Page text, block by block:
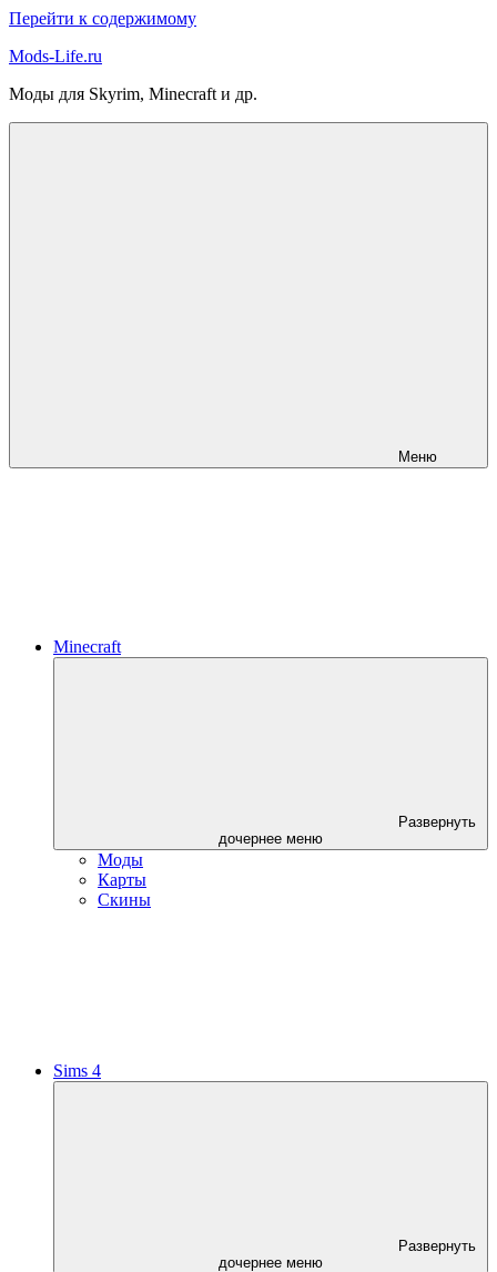
Перейти к содержимому
Mods-Life.ru
Моды для Skyrim, Minecraft и др.
Меню
Minecraft
Развернуть
дочернее меню
Моды
Карты
Скины
Sims 4
Развернуть
дочернее меню